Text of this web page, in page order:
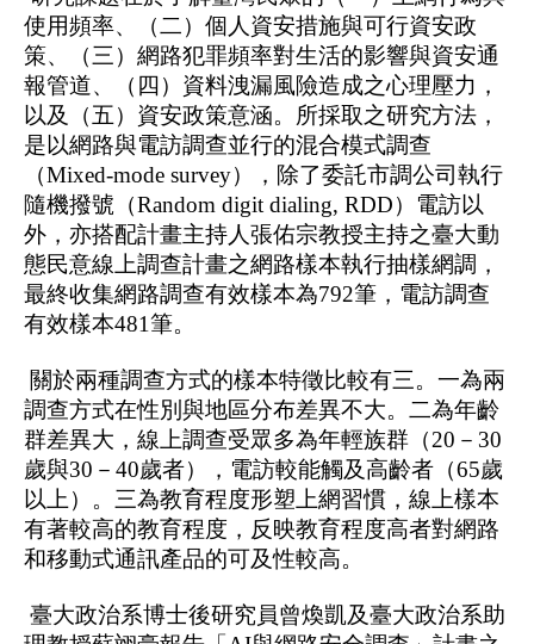
使用頻率、（二）個人資安措施與可行資安政
策、（三）網路犯罪頻率對生活的影響與資安通
報管道、（四）資料洩漏風險造成之心理壓力，
以及（五）資安政策意涵。所採取之研究方法，
是以網路與電訪調查並行的混合模式調查
（Mixed-mode survey），除了委託市調公司執行
隨機撥號（Random digit dialing, RDD）電訪以
外，亦搭配計畫主持人張佑宗教授主持之臺大動
態民意線上調查計畫之網路樣本執行抽樣網調，
最終收集網路調查有效樣本為792筆，電訪調查
有效樣本481筆。
調查方式在性別與地區分布差異不大。二為年齡
群差異大，線上調查受眾多為年輕族群（20－30
歲與30－40歲者），電訪較能觸及高齡者（65歲
以上）。三為教育程度形塑上網習慣，線上樣本
有著較高的教育程度，反映教育程度高者對網路
和移動式通訊產品的可及性較高。